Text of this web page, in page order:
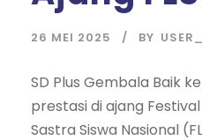
26 MEI 2025 BY
SD Plus Gembala Baik
prestasi di ajang
Sastra Siswa Nasional